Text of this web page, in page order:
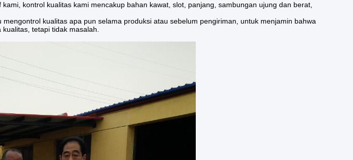
kontrol kualitas kami mencakup bahan kawat, slot, panjang, sambungan ujung dan berat,
kualitas apa pun selama produksi atau sebelum pengiriman, untuk menjamin bahwa
tetapi tidak masalah.